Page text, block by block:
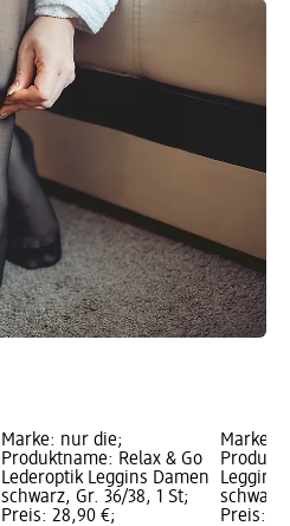
Marke: nur die;
Produktname: Relax & Go
Lederoptik Leggins Damen
schwarz, Gr. 36/38, 1 St;
Preis: 28,90 €;
Marke:
Preis: